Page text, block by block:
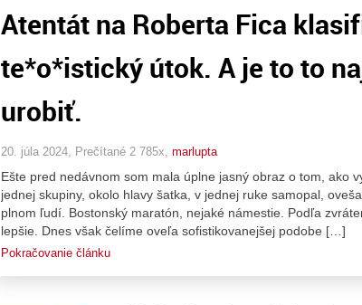
Atentát na Roberta Fica
te*o*istický útok. A je to to
urobiť.
20. júla 2024, Prečítané 2 785x, marlupta
Ešte pred nedávnom som mala úplne jasný obraz o tom, ako
jednej skupiny, okolo hlavy šatka, v jednej ruke samopal,
plnom ľudí. Bostonský maratón, nejaké námestie. Podľa
lepšie. Dnes však čelíme oveľa sofistikovanejšej podobe […]
Pokračovanie článku